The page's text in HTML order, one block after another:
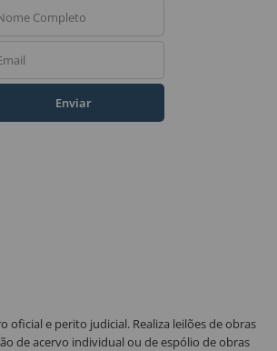
Completo
Enviar
oficial e perito judicial. Realiza leilões de obras
de acervo individual ou de espólio de obras